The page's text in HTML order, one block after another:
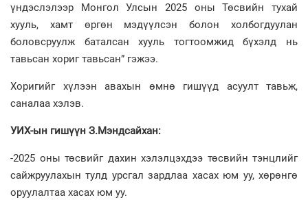
үндэслэлээр Монгол Улсын 2025 оны Төсвийн тухай
хууль, хамт өргөн мэдүүлсэн болон холбогдуулан
боловсруулж баталсан хууль тогтоомжид бүхэлд нь
тавьсан хориг тавьсан” гэжээ.
Хоригийг хүлээн авахын өмнө гишүүд асуулт тавьж,
саналаа хэлэв.
УИХ-ын гишүүн З.Мэндсайхан:
-2025 оны төсвийг дахин хэлэлцэхдээ төсвийн тэнцлийг
сайжруулахын тулд урсгал зардлаа хасах юм уу, хөрөнгө
оруулалтаа хасах юм уу.